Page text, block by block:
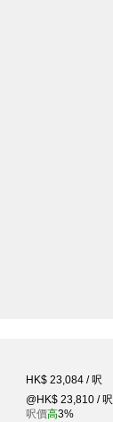
HK$ 23,084 / 呎
@HK$ 23,810 / 呎
呎價高3%